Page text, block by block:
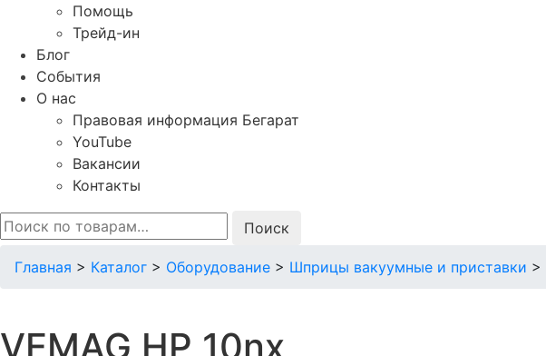
Помощь
Трейд-ин
Блог
События
О нас
Правовая информация Бегарат
YouTube
Вакансии
Контакты
Искать:
Главная > Каталог > Оборудование > Шприцы вакуумные и приставки >
VEMAG HP 10nx